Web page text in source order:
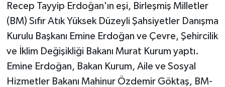
Recep Tayyip Erdoğan'ın eşi, Birleşmiş Milletler
(BM) Sıfır Atık Yüksek Düzeyli Şahsiyetler Danışma
Kurulu Başkanı Emine Erdoğan ve Çevre, Şehircilik
ve İklim Değişikliği Bakanı Murat Kurum yaptı.
Emine Erdoğan, Bakan Kurum, Aile ve Sosyal
Hizmetler Bakanı Mahinur Özdemir Göktaş, BM-